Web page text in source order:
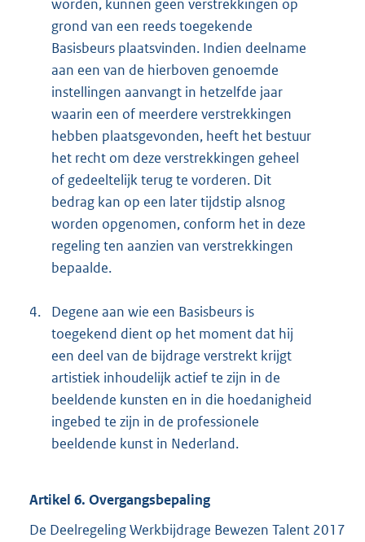
worden, kunnen geen verstrekkingen op
grond van een reeds toegekende
Basisbeurs plaatsvinden. Indien deelname
aan een van de hierboven genoemde
instellingen aanvangt in hetzelfde jaar
waarin een of meerdere verstrekkingen
hebben plaatsgevonden, heeft het bestuur
het recht om deze verstrekkingen geheel
of gedeeltelijk terug te vorderen. Dit
bedrag kan op een later tijdstip alsnog
worden opgenomen, conform het in deze
regeling ten aanzien van verstrekkingen
bepaalde.
4.
Degene aan wie een Basisbeurs is
toegekend dient op het moment dat hij
een deel van de bijdrage verstrekt krijgt
artistiek inhoudelijk actief te zijn in de
beeldende kunsten en in die hoedanigheid
ingebed te zijn in de professionele
beeldende kunst in Nederland.
Artikel 6. Overgangsbepaling
De Deelregeling Werkbijdrage Bewezen Talent 2017